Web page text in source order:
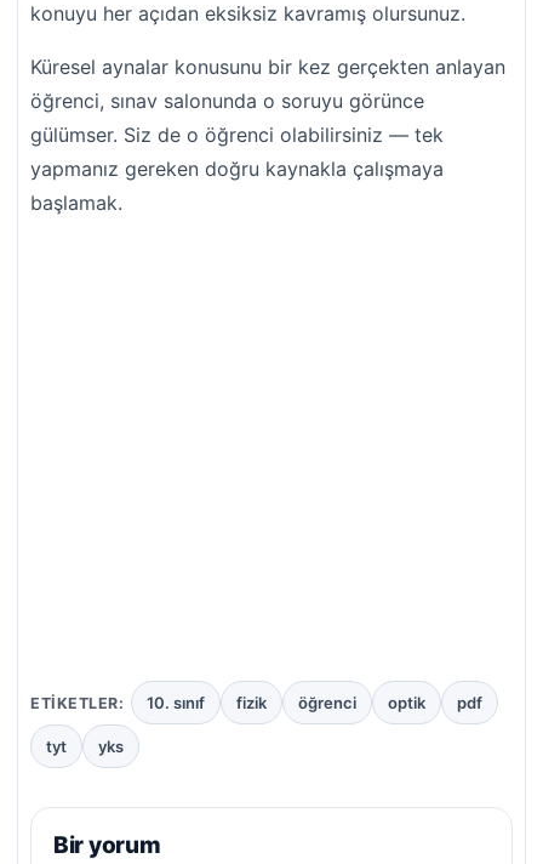
konuyu her açıdan eksiksiz kavramış olursunuz.
Küresel aynalar konusunu bir kez gerçekten anlayan
öğrenci, sınav salonunda o soruyu görünce
gülümser. Siz de o öğrenci olabilirsiniz — tek
yapmanız gereken doğru kaynakla çalışmaya
başlamak.
ETIKETLER: 10. sınıf fizik öğrenci optik pdf
tyt yks
Bir yorum